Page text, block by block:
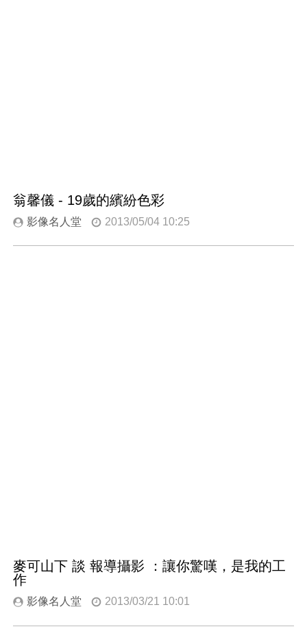
翁馨儀 - 19歲的繽紛色彩
影像名人堂 2013/05/04 10:25
麥可山下 談 報導攝影 ：讓你驚嘆，是我的工
作
影像名人堂 2013/03/21 10:01